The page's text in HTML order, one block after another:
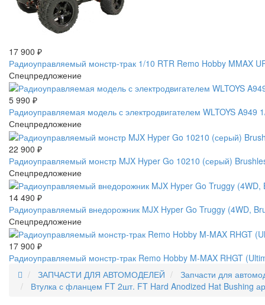
17 900 ₽
Радиоуправляемый монстр-трак 1/10 RTR Remo Hobby MMAX
Спецпредложение
5 990 ₽
Радиоуправляемая модель с электродвигателем WLTOYS A949
Спецпредложение
22 900 ₽
Радиоуправляемый монстр MJX Hyper Go 10210 (серый)
Спецпредложение
14 490 ₽
Радиоуправляемый внедорожник MJX Hyper Go Truggy (4WD,
Спецпредложение
17 900 ₽
Радиоуправляемый монстр-трак Remo Hobby M-MAX RHGT
ЗАПЧАСТИ ДЛЯ АВТОМОДЕЛЕЙ
Запчасти для
Втулка с фланцем FT 2шт. FT Hard Anodized Hat Bushing